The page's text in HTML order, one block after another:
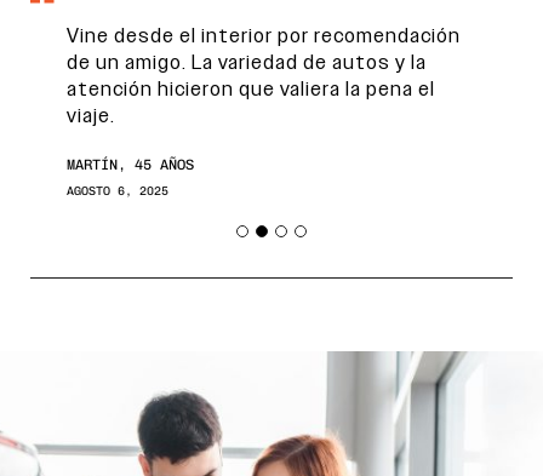
Vine desde el interior por recomendación
de un amigo. La variedad de autos y la
atención hicieron que valiera la pena el
viaje.
MARTÍN, 45 AÑOS
AGOSTO 6, 2025